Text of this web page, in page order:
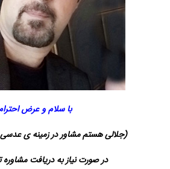
با سلام و عرض
(جلالی هستم مشاور در زمینه ی
در صورت نیاز به دریافت